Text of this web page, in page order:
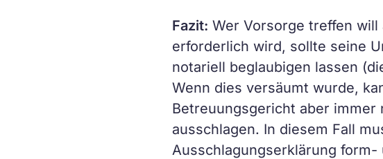
Fazit: Wer Vorsorge treffen will
erforderlich wird, sollte seine
notariell beglaubigen lassen
Wenn dies versäumt wurde,
Betreuungsgericht aber
ausschlagen. In diesem Fall
Ausschlagungserklärung